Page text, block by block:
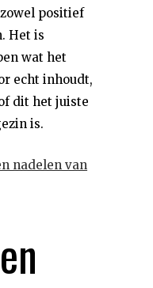
positief
Het is
wat het
echt inhoudt,
dit het juiste
is.
nadelen van